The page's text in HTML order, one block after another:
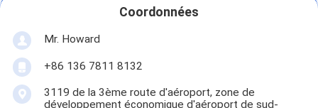
Coordonnées
Mr. Howard
+86 136 7811 8132
3119 de la 3ème route d'aéroport, zone de
développement économique d'aéroport de sud-